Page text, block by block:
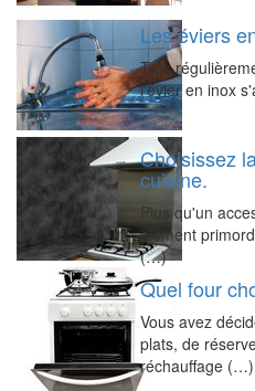
Les éviers
Très
l'évier en inox
Choisissez
cuisine.
Plus qu'un
élément
(…)
Quel four
Vous avez
plats, de
réchauffage (…)